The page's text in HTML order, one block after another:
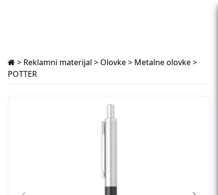
> Reklamni materijal > Olovke> Metalne olovke>
POTTER